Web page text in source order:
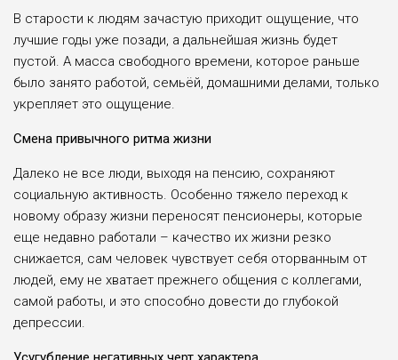
В старости к людям зачастую приходит ощущение, что
лучшие годы уже позади, а дальнейшая жизнь будет
пустой. А масса свободного времени, которое раньше
было занято работой, семьёй, домашними делами, только
укрепляет это ощущение.
Смена привычного ритма жизни
Далеко не все люди, выходя на пенсию, сохраняют
социальную активность. Особенно тяжело переход к
новому образу жизни переносят пенсионеры, которые
еще недавно работали – качество их жизни резко
снижается, сам человек чувствует себя оторванным от
людей, ему не хватает прежнего общения с коллегами,
самой работы, и это способно довести до глубокой
депрессии.